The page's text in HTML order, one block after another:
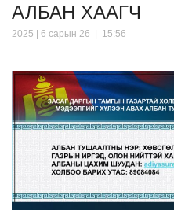
МЭДЭЭЛЭЛ
ХУУЛЬ ЭРХ ЗҮЙ
Шилэн данс
Тендер
АЛБАН ХААГЧ
2025 | 6 сарын 26 | 15:56